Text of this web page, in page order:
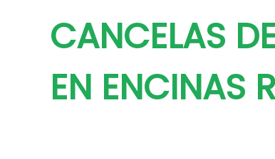
CANCELAS
EN ENCINAS